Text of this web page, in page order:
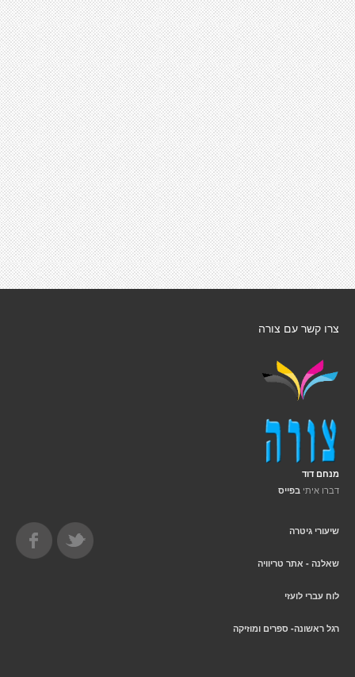
צרו קשר עם צורה
מנחם דוד
דברו איתי בפייס
שיעורי גיטרה
שאלנה - אתר טריוויה
לוח עברי לועזי
רגל ראשונה- ספרים ומוזיקה